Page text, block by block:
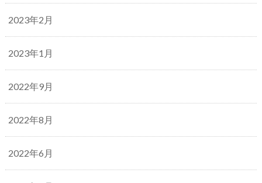
2023年2月
2023年1月
2022年9月
2022年8月
2022年6月